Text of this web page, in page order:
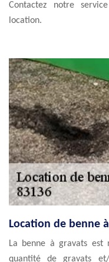
Contactez notre
location.
Location de benne
La benne à gravats est
quantité de gravats